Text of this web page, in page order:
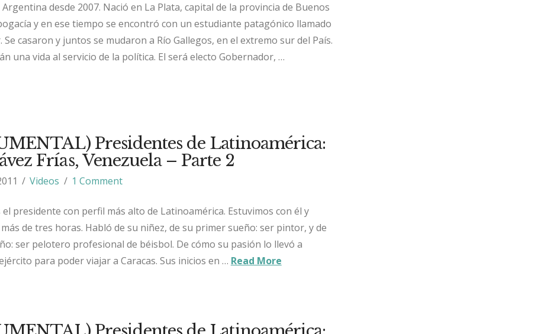
desde 2007. Nació en La Plata, capital de la provincia de Buenos
y en ese tiempo se encontró con un estudiante patagónico llamado
casaron y juntos se mudaron a Río Gallegos, en el extremo sur del País.
una vida al servicio de la política. El será electo Gobernador, …
Presidentes de Latinoamérica:
Frías, Venezuela – Parte 2
Videos 1 Comment
el presidente con perfil más alto de Latinoamérica. Estuvimos con él y
de tres horas. Habló de su niñez, de su primer sueño: ser pintor, y de
ser pelotero profesional de béisbol. De cómo su pasión lo llevó a
para poder viajar a Caracas. Sus inicios en … Read More